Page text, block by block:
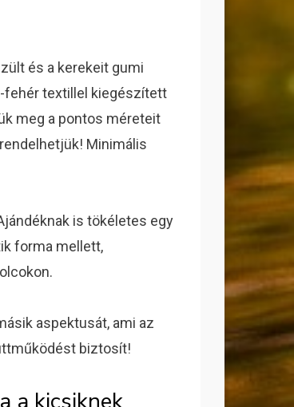
és a kerekeit gumi
fehér textillel kiegészített
meg a pontos méreteit
Minimális
is tökéletes egy
forma mellett,
aspektusát, ami az
biztosít!